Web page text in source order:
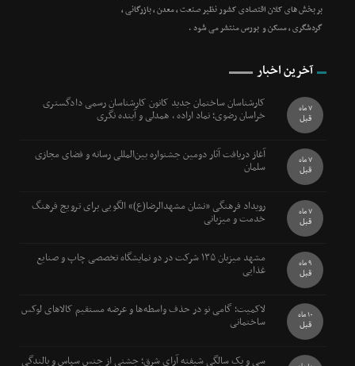
بر بخش های کلان اقتصادی کشور نظیر صنعت ، معدن ، بازرگانی ،
گردشگری ، مسکن و بورس منتشر می شود .
آخرین اخبار
کارشناسان ساختمان جدید کانون کارشناسان رسمی دادگستری
خراسان رضوی؛ نماد اراده ، همدلی و آینده نگری 7 ماه
قبل
آغاز دریافت آثار دومین جشنواره بین‌المللی رسانه و فضای مجازی
سلمان 7 ماه
قبل
رویداد فرهنگی «نشان مشهدالرضا(ع)» الگویی برای ترویج فرهنگ
خدمت و میزبانی 7 ماه
قبل
مشهد میزبان ۱۳۵ شرکت در دو نمایشگاه تخصصی چاپ و صنایع
غذایی 9 ماه
قبل
لاکمیت؛ گامی نو در حذف واسطه‌ها و عرضه مستقیم کالاهای لوکس
ساختمانی 10 ماه
قبل
سی و یک سالگی شیفته آرای شرق؛ جشنی از جنس سپاس و بالندگی